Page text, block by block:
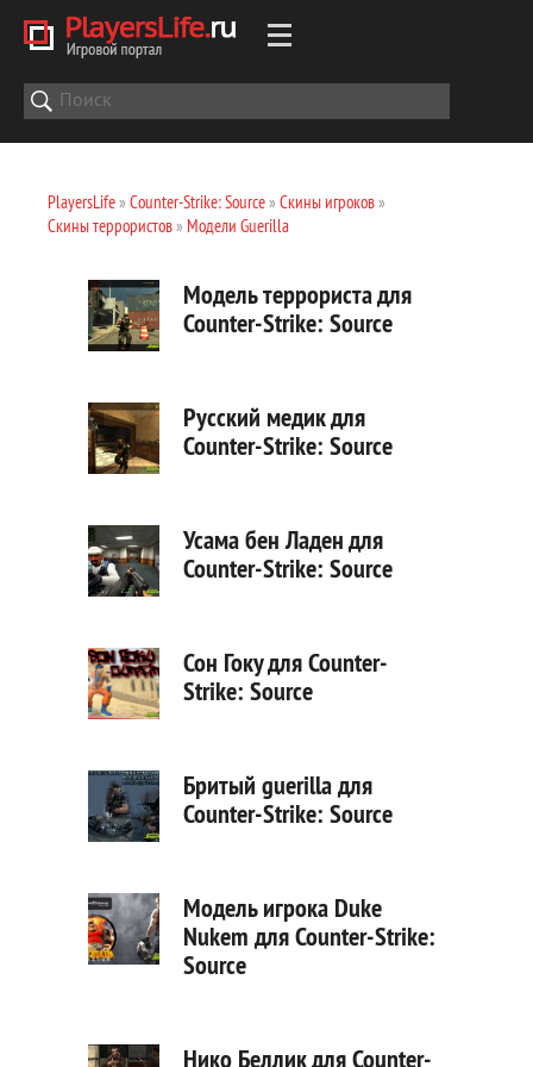
PlayersLife» Counter-Strike: Source» Скины игроков»
Скины террористов» Модели Guerilla
Модель террориста для
Counter-Strike: Source
Русский медик для
Counter-Strike: Source
Усама бен Ладен для
Counter-Strike: Source
Сон Гоку для Counter-
Strike: Source
Бритый guerilla для
Counter-Strike: Source
Модель игрока Duke
Nukem для Counter-Strike:
Source
Нико Беллик для Counter-